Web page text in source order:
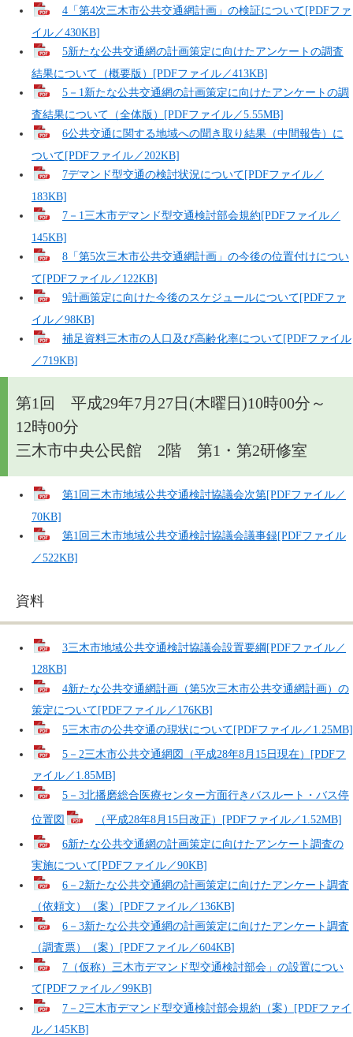
4「第4次三木市公共交通網計画」の検証について[PDFファ
イル／430KB]
5新たな公共交通網の計画策定に向けたアンケートの調査
結果について（概要版）[PDFファイル／413KB]
5－1新たな公共交通網の計画策定に向けたアンケートの調
査結果について（全体版）[PDFファイル／5.55MB]
6公共交通に関する地域への聞き取り結果（中間報告）に
ついて[PDFファイル／202KB]
7デマンド型交通の検討状況について[PDFファイル／
183KB]
7－1三木市デマンド型交通検討部会規約[PDFファイル／
145KB]
8「第5次三木市公共交通網計画」の今後の位置付けについ
て[PDFファイル／122KB]
9計画策定に向けた今後のスケジュールについて[PDFファ
イル／98KB]
補足資料三木市の人口及び高齢化率について[PDFファイル
／719KB]
第1回 平成29年7月27日(木曜日)10時00分～
12時00分
三木市中央公民館 2階 第1・第2研修室
第1回三木市地域公共交通検討協議会次第[PDFファイル／
70KB]
第1回三木市地域公共交通検討協議会議事録[PDFファイル
／522KB]
資料
3三木市地域公共交通検討協議会設置要綱[PDFファイル／
128KB]
4新たな公共交通網計画（第5次三木市公共交通網計画）の
策定について[PDFファイル／176KB]
5三木市の公共交通の現状について[PDFファイル／1.25MB]
5－2三木市公共交通網図（平成28年8月15日現在）[PDFフ
ァイル／1.85MB]
5－3北播磨総合医療センター方面行きバスルート・バス停
位置図 （平成28年8月15日改正）[PDFファイル／1.52MB]
6新たな公共交通網の計画策定に向けたアンケート調査の
実施について[PDFファイル／90KB]
6－2新たな公共交通網の計画策定に向けたアンケート調査
（依頼文）（案）[PDFファイル／136KB]
6－3新たな公共交通網の計画策定に向けたアンケート調査
（調査票）（案）[PDFファイル／604KB]
7（仮称）三木市デマンド型交通検討部会」の設置につい
て[PDFファイル／99KB]
7－2三木市デマンド型交通検討部会規約（案）[PDFファイ
ル／145KB]